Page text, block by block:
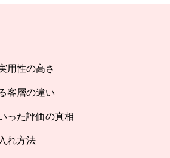
用性の高さ
客層の違い
った評価の真相
れ方法